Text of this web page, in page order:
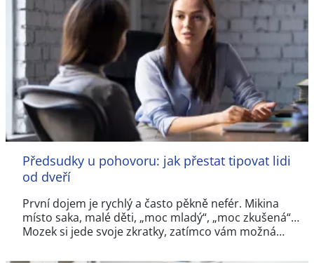
Předsudky u pohovoru: jak přestat tipovat lidi
od dveří
První dojem je rychlý a často pěkně nefér. Mikina
místo saka, malé děti, „moc mladý“, „moc zkušená“…
Mozek si jede svoje zkratky, zatímco vám možná…